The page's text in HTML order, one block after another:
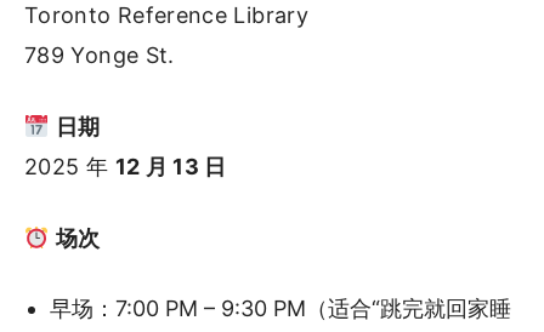
Toronto Reference Library
789 Yonge St.
日期
2025 年 12 月 13 日
场次
早场：7:00 PM – 9:30 PM（适合“跳完就回家睡